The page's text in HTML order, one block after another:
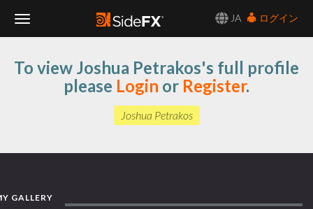
JA
ログイン
Navigation
To view Joshua Petrakos's full profile
please Login or Register.
Joshua Petrakos
GALLERY